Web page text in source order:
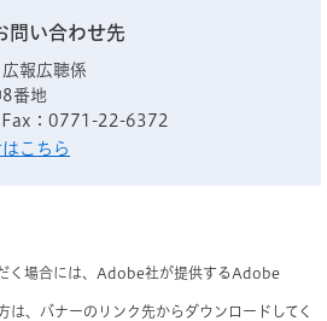
問い合わせ先
広報広聴係
番地
Fax：0771-22-6372
こちら
く場合には、Adobe社が提供するAdobe
、バナーのリンク先からダウンロードしてく